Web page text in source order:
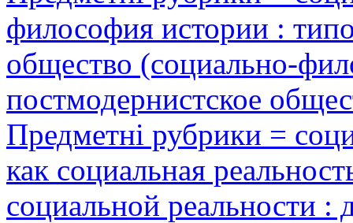
философия истории :
общество (социально-
постмодернистское
Предметні рубрики =
как социальная
социальной реальности :